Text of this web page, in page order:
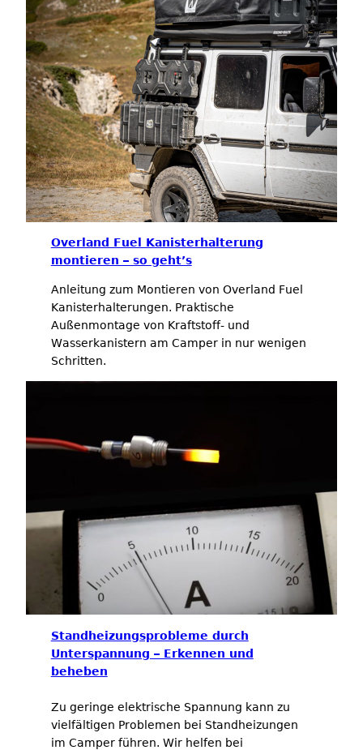
Overland Fuel Kanisterhalterung
montieren – so geht’s
Anleitung zum Montieren von Overland Fuel
Kanisterhalterungen. Praktische
Außenmontage von Kraftstoff- und
Wasserkanistern am Camper in nur wenigen
Schritten.
Standheizungsprobleme durch
Unterspannung – Erkennen und
beheben
Zu geringe elektrische Spannung kann zu
vielfältigen Problemen bei Standheizungen
im Camper führen. Wir helfen bei